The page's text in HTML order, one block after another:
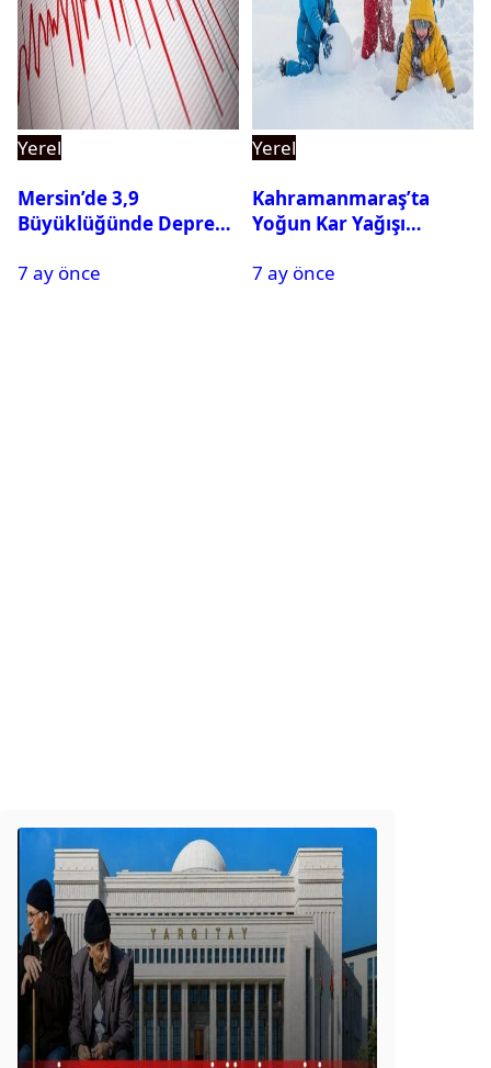
Yerel
Mersin’de 3,9
Büyüklüğünde Deprem
7 ay önce
Yerel
Kahramanmaraş’ta
Yoğun Kar Yağışı
Tatil
7 ay önce